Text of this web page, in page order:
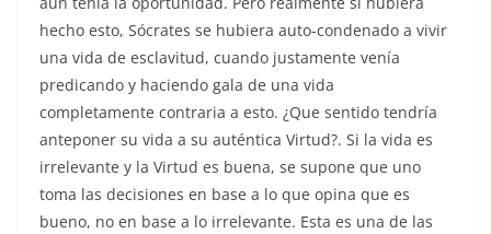
hecho esto, Sócrates se hubiera auto-condenado a vivir
una vida de esclavitud, cuando justamente venía
predicando y haciendo gala de una vida
completamente contraria a esto. ¿Que sentido tendría
anteponer su vida a su auténtica Virtud?. Si la vida es
irrelevante y la Virtud es buena, se supone que uno
toma las decisiones en base a lo que opina que es
bueno, no en base a lo irrelevante. Esta es una de las